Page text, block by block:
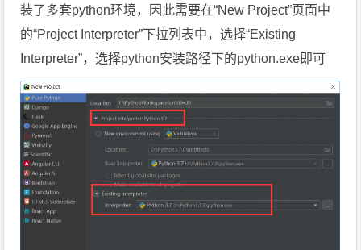
装了多套python环境，因此需要在“New Project”页面中
的“Project Interpreter”下拉列表中，选择“Existing
Interpreter”，选择python安装路径下的python.exe即可